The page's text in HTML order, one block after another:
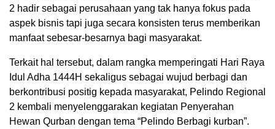
2 hadir sebagai perusahaan yang tak hanya fokus pada
aspek bisnis tapi juga secara konsisten terus memberikan
manfaat sebesar-besarnya bagi masyarakat.
Terkait hal tersebut, dalam rangka memperingati Hari Raya
Idul Adha 1444H sekaligus sebagai wujud berbagi dan
berkontribusi positig kepada masyarakat, Pelindo Regional
2 kembali menyelenggarakan kegiatan Penyerahan
Hewan Qurban dengan tema “Pelindo Berbagi kurban”.